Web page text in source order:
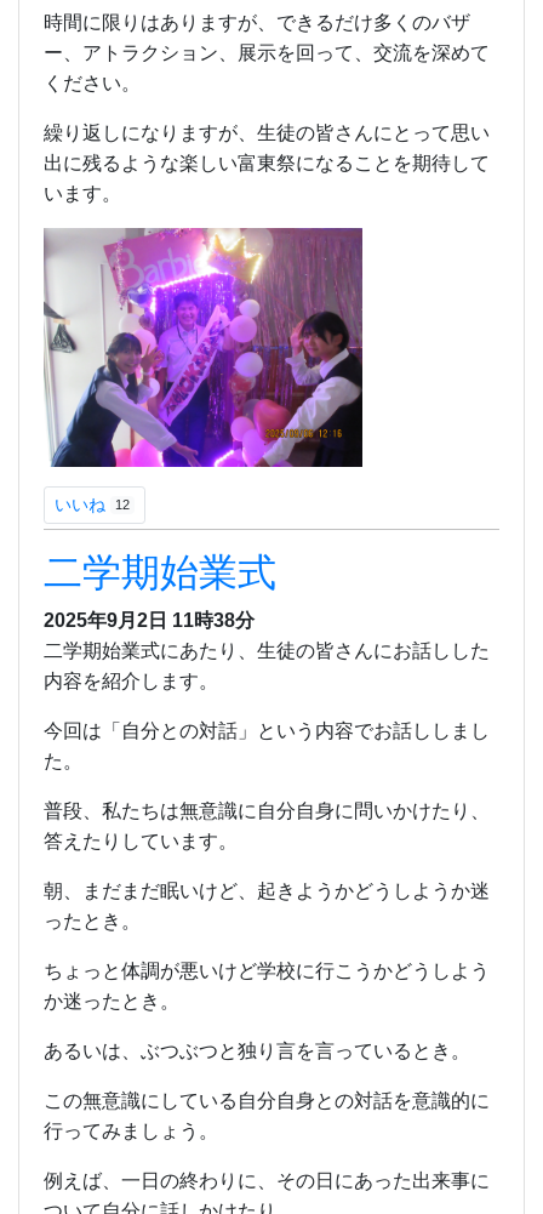
時間に限りはありますが、できるだけ多くのバザ
ー、アトラクション、展示を回って、交流を深めて
ください。
繰り返しになりますが、生徒の皆さんにとって思い
出に残るような楽しい富東祭になることを期待して
います。
いいね 12
二学期始業式
2025年9月2日 11時38分
二学期始業式にあたり、生徒の皆さんにお話しした
内容を紹介します。
今回は「自分との対話」という内容でお話ししまし
た。
普段、私たちは無意識に自分自身に問いかけたり、
答えたりしています。
朝、まだまだ眠いけど、起きようかどうしようか迷
ったとき。
ちょっと体調が悪いけど学校に行こうかどうしよう
か迷ったとき。
あるいは、ぶつぶつと独り言を言っているとき。
この無意識にしている自分自身との対話を意識的に
行ってみましょう。
例えば、一日の終わりに、その日にあった出来事に